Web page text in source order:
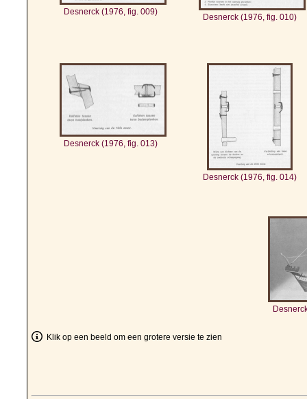
Desnerck (1976, fig. 009)
Desnerck (1976, fig. 010)
Desnerck (1976, fig. 013)
Desnerck (1976, fig. 014)
Klik op een beeld om een grotere versie te zien